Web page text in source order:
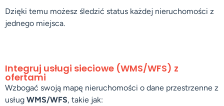
Dzięki temu możesz śledzić status każdej nieruchomości z
jednego miejsca.
Integruj usługi sieciowe (WMS/WFS) z
ofertami
Wzbogać swoją mapę nieruchomości o dane przestrzenne z
usług WMS/WFS, takie jak: